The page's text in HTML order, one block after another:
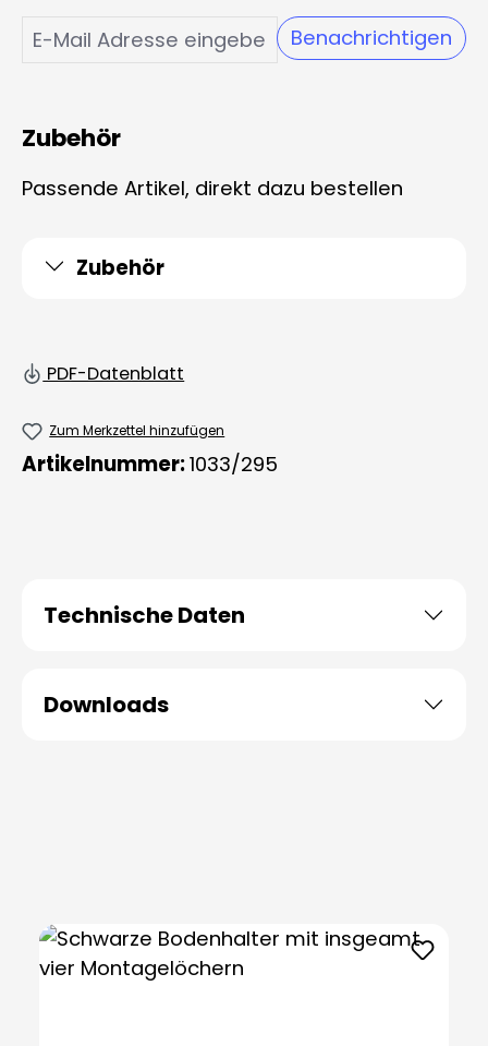
Benachrichtigen
Zubehör
Passende Artikel, direkt dazu bestellen
Zubehör
PDF-Datenblatt
Zum Merkzettel hinzufügen
Artikelnummer:1033/295
Technische Daten
Downloads